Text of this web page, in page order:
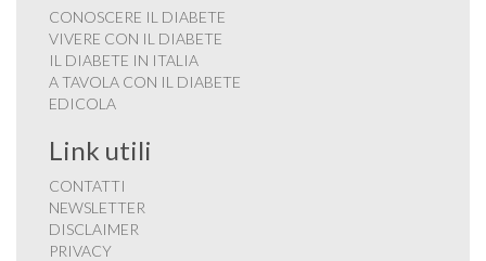
CONOSCERE IL DIABETE
VIVERE CON IL DIABETE
IL DIABETE IN ITALIA
A TAVOLA CON IL DIABETE
EDICOLA
Link utili
CONTATTI
NEWSLETTER
DISCLAIMER
PRIVACY